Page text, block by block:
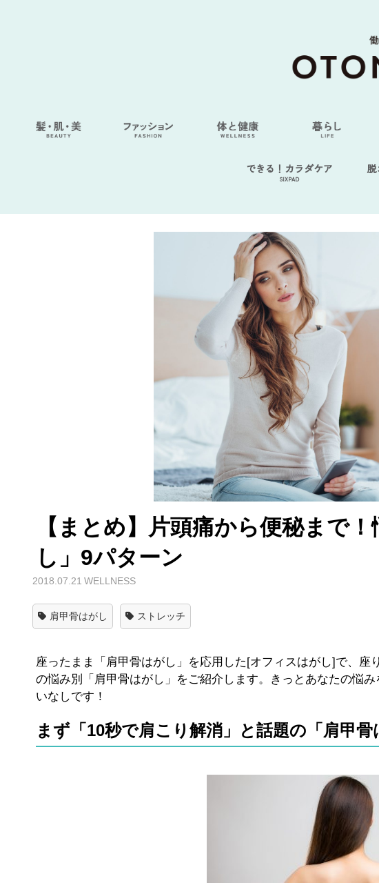
できる！カラダケア
SIXPAD
【まとめ】片頭痛から便秘まで
し」9パターン
2018.07.21 WELLNESS
肩甲骨はがし ストレッチ
座ったまま「肩甲骨はがし」を応用した[オフィスはがし]で、
の悩み別「肩甲骨はがし」をご紹介します。きっとあなたの悩
いなしです！
まず「10秒で肩こり解消」と話題の「肩甲骨